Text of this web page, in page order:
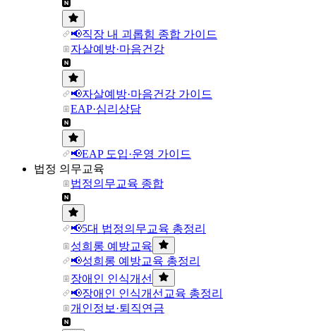
📢직장 내 괴롭힘 종합 가이드
자살예방·마음건강
📢자살예방·마음건강 가이드
EAP·심리상담
📢EAP 도입·운영 가이드
법정 의무교육
법정의무교육 종합
📢5대 법정의무교육 총정리
성희롱 예방교육
📢성희롱 예방교육 총정리
장애인 인식개선
📢장애인 인식개선교육 총정리
개인정보·퇴직연금